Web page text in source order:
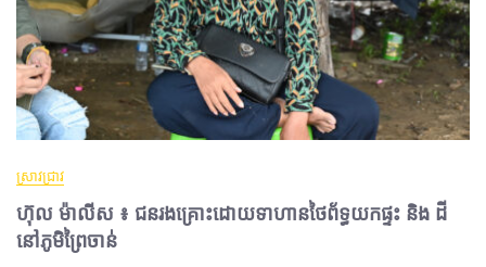
ស្រាវជ្រាវ
ហ៊ុល ម៉ាលីស ៖ ជនរងគ្រោះដោយទាហានថៃព័ទ្ធយកផ្ទះ និង ដី
នៅភូមិព្រៃចាន់